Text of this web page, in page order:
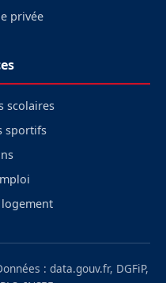
privée
scolaires
sportifs
: data.gouv.fr, DGFiP,